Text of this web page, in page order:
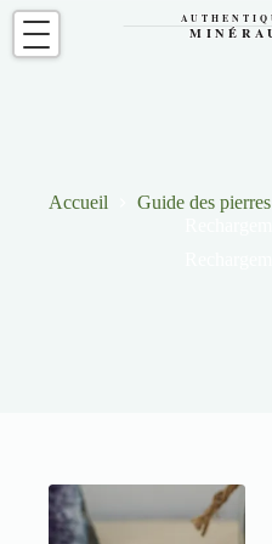
Passer
contenu
Accueil Guide des pierres